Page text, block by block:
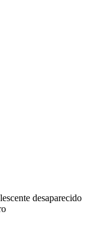
desaparecido